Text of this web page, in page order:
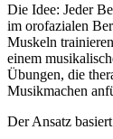
Die Idee: Jeder
im orofazialen
Muskeln
einem
Übungen, die
Musikmachen
Der Ansatz